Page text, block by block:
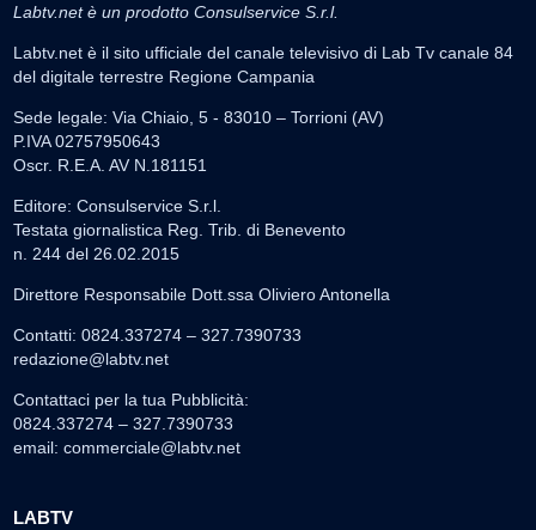
Labtv.net è un prodotto Consulservice S.r.l.
Labtv.net è il sito ufficiale del canale televisivo di Lab Tv canale 84
del digitale terrestre Regione Campania
Sede legale: Via Chiaio, 5 - 83010 – Torrioni (AV)
P.IVA 02757950643
Oscr. R.E.A. AV N.181151
Editore: Consulservice S.r.l.
Testata giornalistica Reg. Trib. di Benevento
n. 244 del 26.02.2015
Direttore Responsabile Dott.ssa Oliviero Antonella
Contatti: 0824.337274 – 327.7390733
redazione@labtv.net
Contattaci per la tua Pubblicità:
0824.337274 – 327.7390733
email: commerciale@labtv.net
LABTV